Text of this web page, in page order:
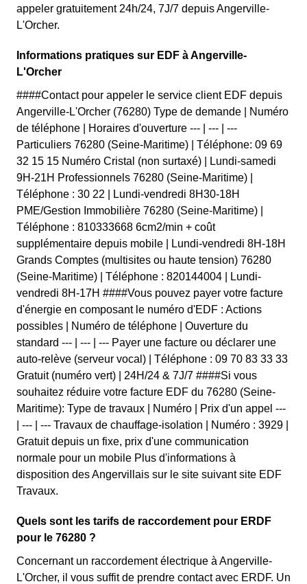
appeler gratuitement 24h/24, 7J/7 depuis Angerville-
L'Orcher.
Informations pratiques sur EDF à Angerville-
L'Orcher
####Contact pour appeler le service client EDF depuis
Angerville-L'Orcher (76280) Type de demande | Numéro
de téléphone | Horaires d'ouverture --- | --- | ---
Particuliers 76280 (Seine-Maritime) | Téléphone: 09 69
32 15 15 Numéro Cristal (non surtaxé) | Lundi-samedi
9H-21H Professionnels 76280 (Seine-Maritime) |
Téléphone : 30 22 | Lundi-vendredi 8H30-18H
PME/Gestion Immobilière 76280 (Seine-Maritime) |
Téléphone : 810333668 6cm2/min + coût
supplémentaire depuis mobile | Lundi-vendredi 8H-18H
Grands Comptes (multisites ou haute tension) 76280
(Seine-Maritime) | Téléphone : 820144004 | Lundi-
vendredi 8H-17H ####Vous pouvez payer votre facture
d'énergie en composant le numéro d'EDF : Actions
possibles | Numéro de téléphone | Ouverture du
standard --- | --- | --- Payer une facture ou déclarer une
auto-relève (serveur vocal) | Téléphone : 09 70 83 33 33
Gratuit (numéro vert) | 24H/24 & 7J/7 ####Si vous
souhaitez réduire votre facture EDF du 76280 (Seine-
Maritime): Type de travaux | Numéro | Prix d'un appel ---
| --- | --- Travaux de chauffage-isolation | Numéro : 3929 |
Gratuit depuis un fixe, prix d'une communication
normale pour un mobile Plus d'informations à
disposition des Angervillais sur le site suivant site EDF
Travaux.
Quels sont les tarifs de raccordement pour ERDF
pour le 76280 ?
Concernant un raccordement électrique à Angerville-
L'Orcher, il vous suffit de prendre contact avec ERDF. Un